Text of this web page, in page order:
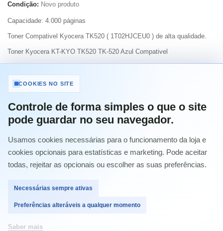
Condição: Novo produto
Capacidade: 4.000 páginas
Toner Compativel Kyocera TK520 ( 1T02HJCEU0 ) de alta qualidade.
Toner Kyocera KT-KYO TK520 TK-520 Azul Compativel
Imprimir
10,93 €com IVA
Quantidade
COOKIES NO SITE
Controle de forma simples o que o site
pode guardar no seu navegador.
Usamos cookies necessárias para o funcionamento da loja e
cookies opcionais para estatísticas e marketing. Pode aceitar
todas, rejeitar as opcionais ou escolher as suas preferências.
Necessárias sempre ativas
Preferências alteráveis a qualquer momento
Saber mais